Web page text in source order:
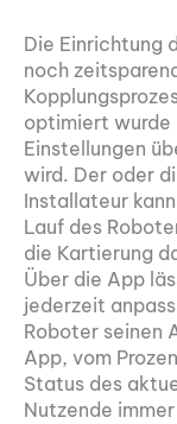
Die Einrichtung
noch
optimiert wurde
Einstellungen
wird. Der oder
Installateur
Lauf des
die Kartierung
Über die App
jederzeit
Roboter seinen
App, vom
Status des
Nutzende